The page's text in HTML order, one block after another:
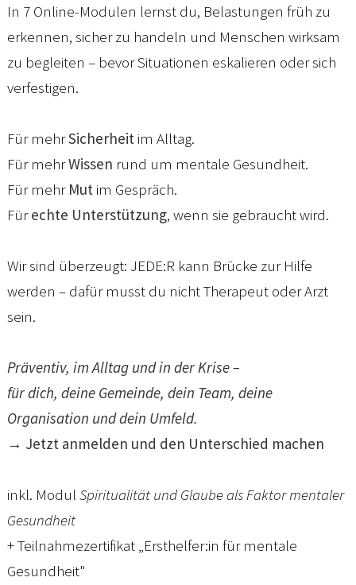
In 7 Online-Modulen lernst du, Belastungen früh zu
erkennen, sicher zu handeln und Menschen wirksam
zu begleiten – bevor Situationen eskalieren oder sich
verfestigen.
Für mehrSicherheit im Alltag.
Für mehrWissen rund um mentale Gesundheit.
Für mehr Mut im Gespräch.
Fürechte Unterstützung, wenn sie gebraucht wird.
Wir sind überzeugt: JEDE:R kann Brücke zur Hilfe
werden – dafür musst du nicht Therapeut oder Arzt
sein.
Präventiv, im Alltag und in der Krise –
für dich, deine Gemeinde, dein Team, deine
Organisation und dein Umfeld.
→ Jetzt anmelden und den Unterschied machen
inkl. Modul Spiritualität und Glaube als Faktor mentaler
Gesundheit
+ Teilnahmezertifikat „Ersthelfer:in für mentale
Gesundheit"